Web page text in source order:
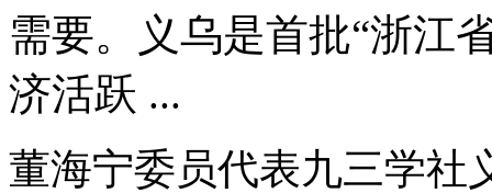
需要。义乌是首批“浙江
济活跃 ...
董海宁委员代表九三学社